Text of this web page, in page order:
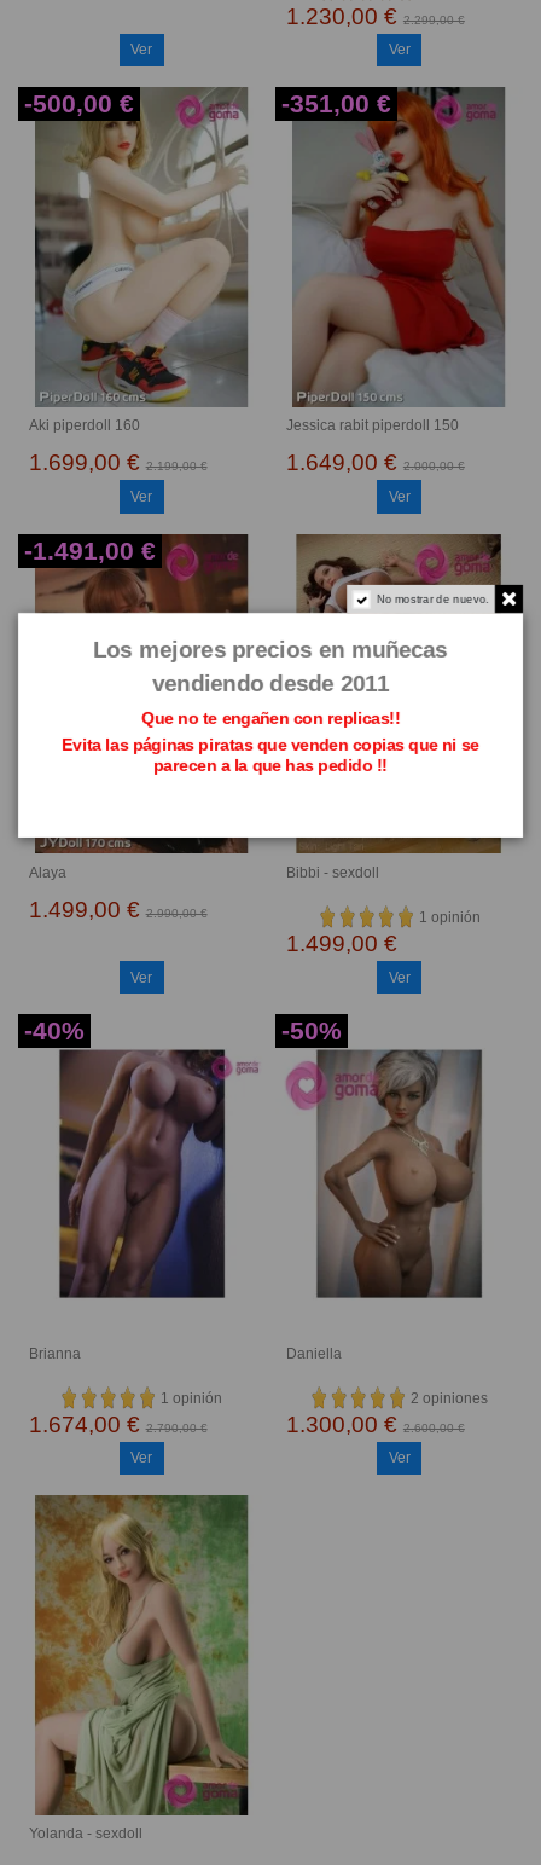
Ver
1.230,00 € 2.299,00 €
Ver
-500,00 €
Aki piperdoll 160
1.699,00 €2.199,00 €
Ver
-351,00 €
Jessica rabit piperdoll 150
1.649,00 € 2.000,00 €
Ver
-1.491,00 €
Alaya
1.499,00 €2.990,00 €
Ver
Bibbi - sexdoll
1 opinión
1.499,00 €
Ver
-40%
Brianna
1 opinión
1.674,00 €2.790,00 €
Ver
-50%
Daniella
2 opiniones
1.300,00 € 2.600,00 €
Ver
Yolanda - sexdoll
No mostrar de nuevo.
Los mejores precios en muñecas
vendiendo desde 2011
Que no te engañen con replicas!!
Evita las páginas piratas que venden copias que ni se
parecen a la que has pedido !!